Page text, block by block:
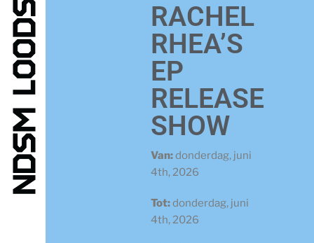
RACHEL
RHEA’S
EP
RELEASE
SHOW
Van:donderdag, juni
4th, 2026
Tot:donderdag, juni
4th, 2026